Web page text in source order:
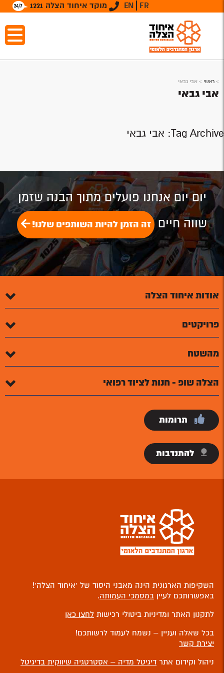
מוקד איחוד הצלה 1221 EN FR
> ראשי > אבי גבאי
אבי גבאי
Tag Archive: אבי גבאי
יום יום אנחנו פועלים מתוך הבנה שזמן
שווה חיים זה הזמן להיות השותפים שלנו!
אודות איחוד הצלה
פרויקטים
מהשטח
הצלה שופ - חנות לציוד רפואי
תרומות
להתנדבות
השקיפות הארגונית הינה מאבני היסוד של ‘איחוד הצלה’!
באפשרותכם לעיין במסמכי העמותה.
לתקנון האתר ומדיניות ביטולי רכישות לחצו כאן
בכל שאלה ועניין – נשמח לעמוד לרשותכם!
יצירת קשר
ניהול וקידום אתר דיגיטל מדיה – אסטרטגיה שיווקית בדיגיטל